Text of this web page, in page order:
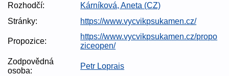
Rozhodčí:
Kárníková, Aneta (CZ)
Stránky:
https://www.vycvikpsukamen.cz/
Propozice:
https://www.vycvikpsukamen.cz/propo
ziceopen/
Zodpovědná
osoba:
Petr Loprais